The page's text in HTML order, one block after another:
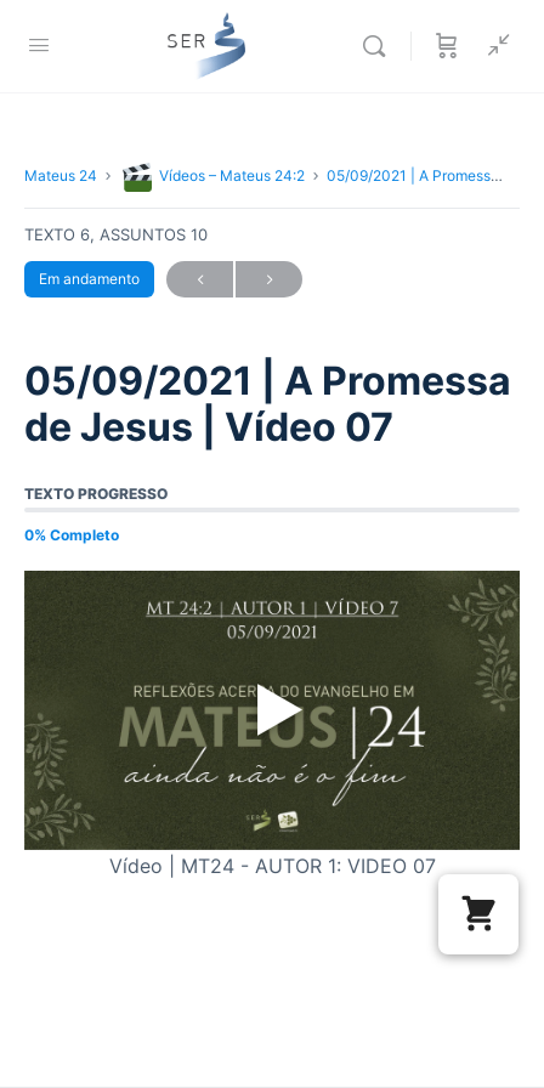
Mateus 24 Vídeos – Mateus 24:2 05/09/2021 | A Promessa de Jesus | Vídeo 07
TEXTO 6, ASSUNTOS 10
Em andamento
05/09/2021 | A Promessa
de Jesus | Vídeo 07
TEXTO PROGRESSO
0% Completo
Vídeo | MT24 - AUTOR 1: VIDEO 07